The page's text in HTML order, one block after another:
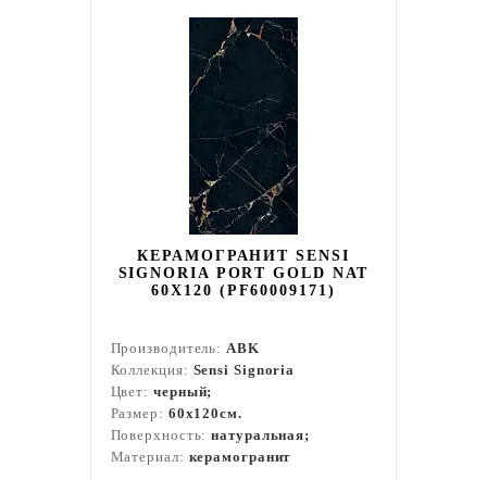
КЕРАМОГРАНИТ SENSI
SIGNORIA PORT GOLD NAT
60X120 (PF60009171)
Производитель:ABK
Коллекция: Sensi Signoria
Цвет: черный;
Размер: 60x120см.
Поверхность:натуральная;
Материал: керамогранит